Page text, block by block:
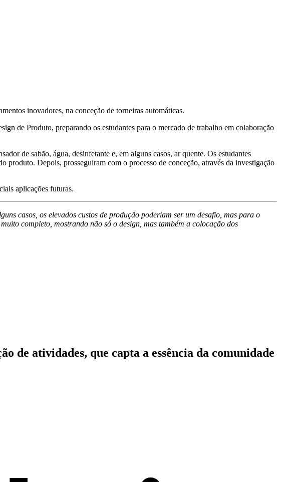
inovadores, na conceção de torneiras automáticas.
de Produto, preparando os estudantes para o mercado de trabalho em colaboração
de sabão, água, desinfetante e, em alguns casos, ar quente. Os estudantes
produto. Depois, prosseguiram com o processo de conceção, através da investigação
aplicações futuras.
casos, os elevados custos de produção poderiam ser um desafio, mas para o
completo, mostrando não só o design, mas também a colocação dos
de atividades, que capta a essência da comunidade